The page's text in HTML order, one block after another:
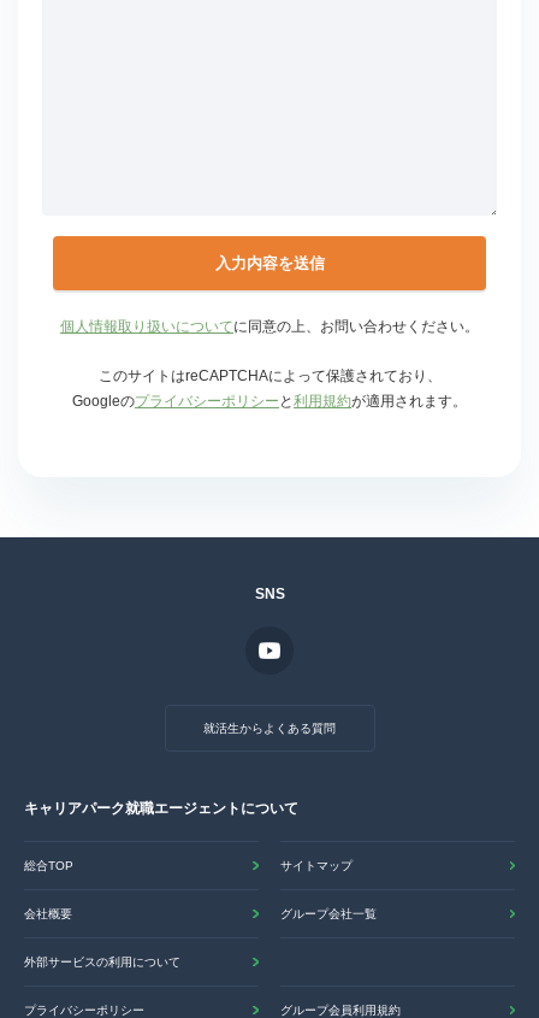
個人情報取り扱いについてに同意の上、お問い合わせください。
このサイトはreCAPTCHAによって保護されており、
Googleのプライバシーポリシー と 利用規約が適用されます。
SNS
就活生からよくある質問
キャリアパーク就職エージェントについて
総合TOP サイトマップ
会社概要 グループ会社一覧
外部サービスの利用について
プライバシーポリシー グループ会員利用規約